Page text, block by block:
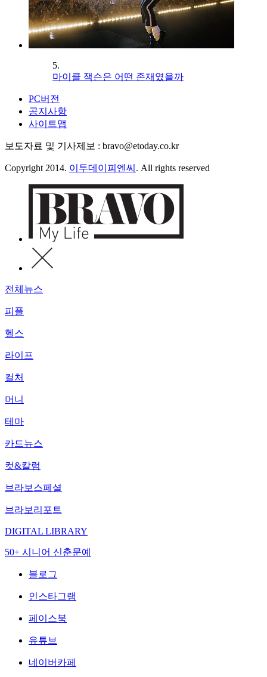
5.
마이클 잭슨은 어떤 존재였을까
PC버전
공지사항
사이트맵
보도자료 및 기사제보 : bravo@etoday.co.kr
Copyright 2014. 이투데이피엔씨 . All rights reserved
전체뉴스
피플
헬스
라이프
컬처
머니
테마
카드뉴스
컷&칼럼
브라보스페셜
브라보리포트
DIGITAL LIBRARY
50+ 시니어 신춘문예
블로그
인스타그램
페이스북
유튜브
네이버카페